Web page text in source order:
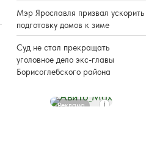
Мэр Ярославля призвал ускорить
подготовку домов к зиме
Суд не стал прекращать
уголовное дело экс-главы
Борисоглебского района
Реклама